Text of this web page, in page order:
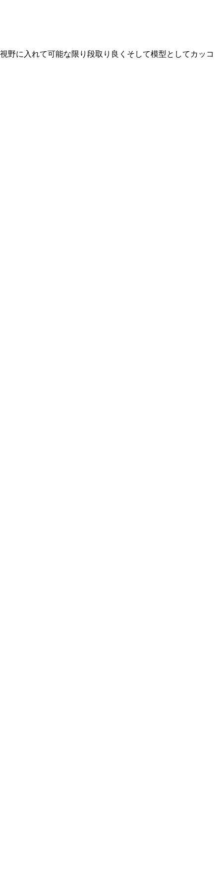
野に入れて可能な限り段取り良くそして模型としてカッコ